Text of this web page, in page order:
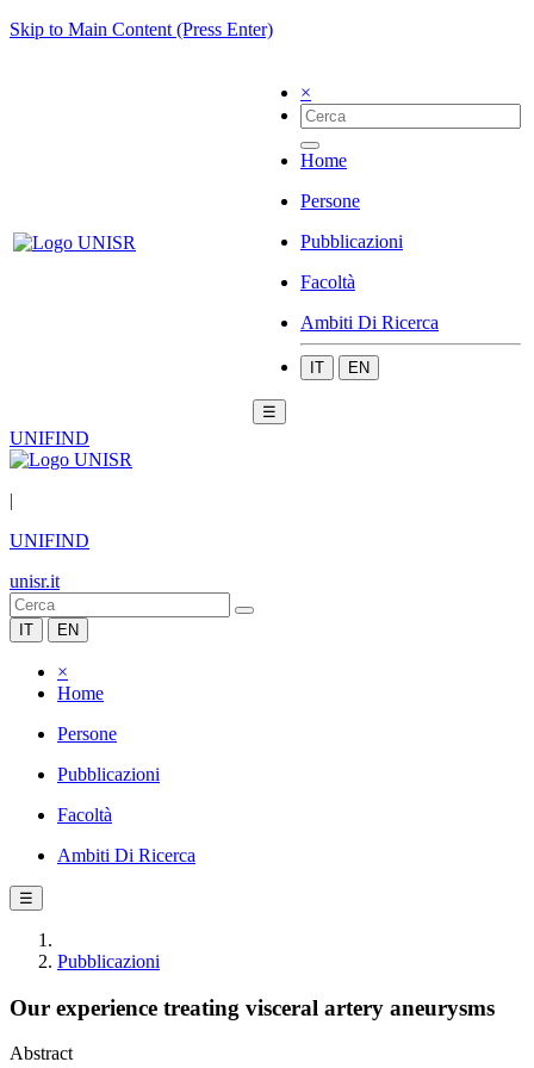
Skip to Main Content (Press Enter)
×
Home
Persone
Pubblicazioni
Facoltà
Ambiti Di Ricerca
IT EN
☰
UNIFIND
|
UNIFIND
unisr.it
IT EN
×
Home
Persone
Pubblicazioni
Facoltà
Ambiti Di Ricerca
☰
Pubblicazioni
Our experience treating visceral artery aneurysms
Abstract